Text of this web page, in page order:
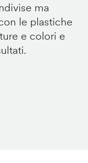
ma
le plastiche
e colori e